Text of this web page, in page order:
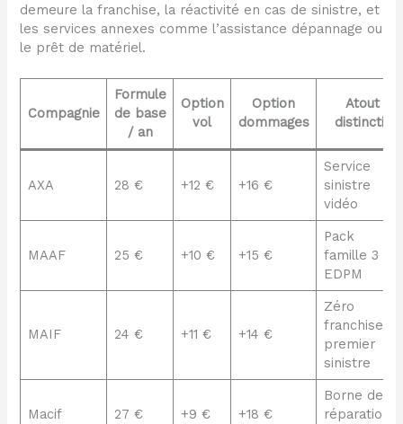
demeure la franchise, la réactivité en cas de sinistre, et
les services annexes comme l’assistance dépannage ou
le prêt de matériel.
Compagnie
Formule
de base
/ an
Option
vol
Option
dommages
Atout
distinctif
AXA 28 € +12 € +16 €
Service
sinistre
vidéo
MAAF 25 € +10 € +15 €
Pack
famille 3
EDPM
MAIF 24 € +11 € +14 €
Zéro
franchise
premier
sinistre
Macif 27 € +9 € +18 €
Borne de
réparation